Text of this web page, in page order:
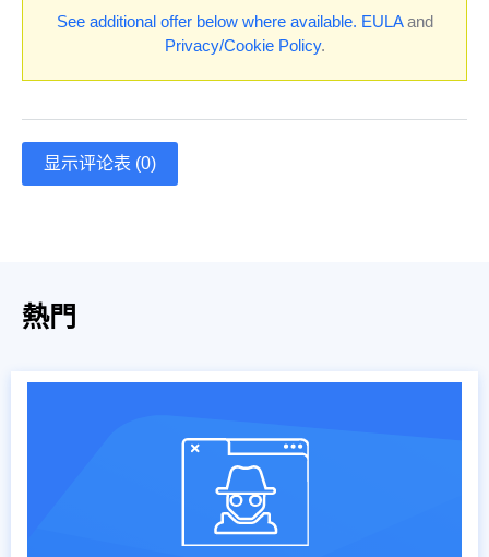
See additional offer below where available. EULAand
Privacy/Cookie Policy.
显示评论表 (0)
熱門